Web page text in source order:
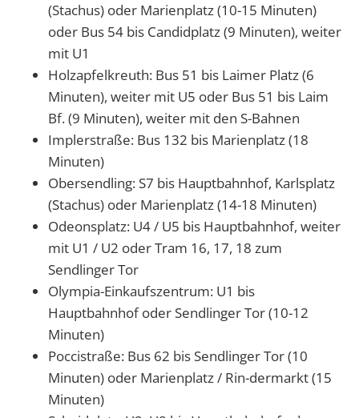
(Stachus) oder Marienplatz (10-15 Minuten)
oder Bus 54 bis Candidplatz (9 Minuten), weiter
mit U1
Holzapfelkreuth: Bus 51 bis Laimer Platz (6
Minuten), weiter mit U5 oder Bus 51 bis Laim
Bf. (9 Minuten), weiter mit den S-Bahnen
Implerstraße: Bus 132 bis Marienplatz (18
Minuten)
Obersendling: S7 bis Hauptbahnhof, Karlsplatz
(Stachus) oder Marienplatz (14-18 Minuten)
Odeonsplatz: U4 / U5 bis Hauptbahnhof, weiter
mit U1 / U2 oder Tram 16, 17, 18 zum
Sendlinger Tor
Olympia-Einkaufszentrum: U1 bis
Hauptbahnhof oder Sendlinger Tor (10-12
Minuten)
Poccistraße: Bus 62 bis Sendlinger Tor (10
Minuten) oder Marienplatz / Rin-dermarkt (15
Minuten)